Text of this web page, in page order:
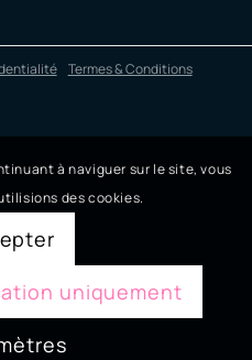
Termes & Conditions
à naviguer sur le site, vous
des cookies.
uniquement